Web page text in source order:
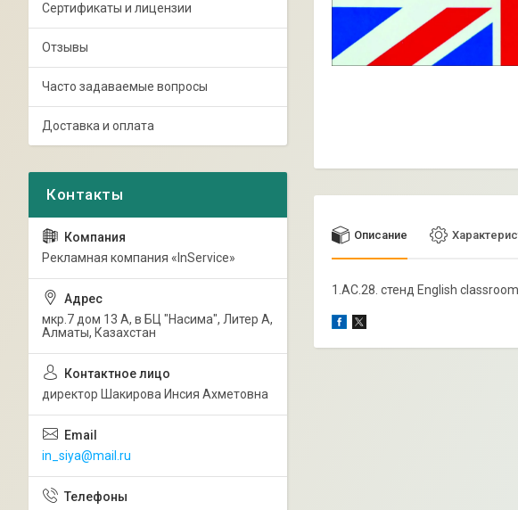
Описание
1.АС.28. стенд English
Сертификаты и лицензии
Отзывы
Часто задаваемые вопросы
Доставка и оплата
Рекламная компания «InService»
мкр.7 дом 13 А, в БЦ "Насима", Литер А,
Алматы, Казахстан
директор Шакирова Инсия Ахметовна
in_siya@mail.ru